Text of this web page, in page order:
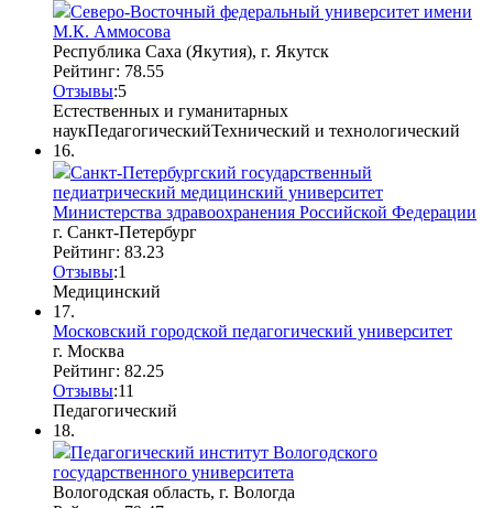
Северо-Восточный федеральный университет имени
М.К. Аммосова
Республика Саха (Якутия), г. Якутск
Рейтинг: 78.55
Отзывы:5
Естественных и гуманитарных
наукПедагогическийТехнический и технологический
16.
Санкт-Петербургский государственный
педиатрический медицинский университет
Министерства здравоохранения Российской Федерации
г. Санкт-Петербург
Рейтинг: 83.23
Отзывы:1
Медицинский
17.
Московский городской педагогический университет
г. Москва
Рейтинг: 82.25
Отзывы:11
Педагогический
18.
Педагогический институт Вологодского
государственного университета
Вологодская область, г. Вологда